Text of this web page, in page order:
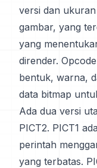
versi dan
gambar, yang
yang
dirender.
bentuk, warna,
data bitmap
Ada dua versi
PICT2. PICT1
perintah
yang terbatas.